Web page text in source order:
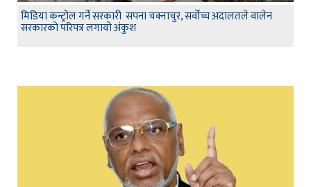
मिडिया कन्ट्रोल गर्ने सरकारी सपना चक्नाचुर, सर्वोच्च अदालतले वालेन
सरकारको परिपत्र लगायो अंकुश